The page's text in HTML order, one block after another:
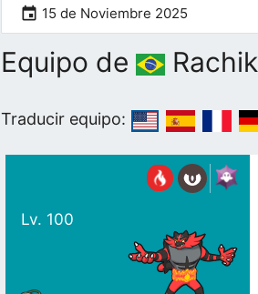
event 15 de Noviembre 2025
Equipo de Rachik
Traducir equipo:
Lv. 100